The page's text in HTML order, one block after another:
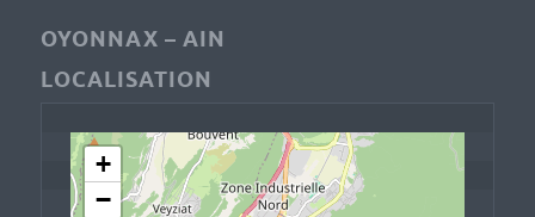
OYONNAX – AIN
LOCALISATION
+
−